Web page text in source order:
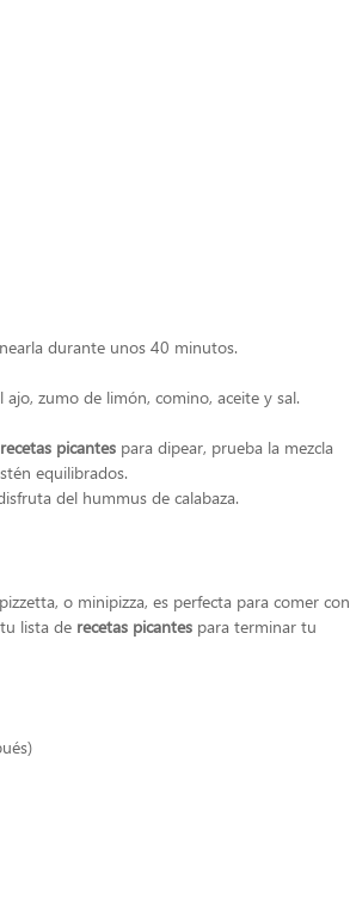
durante unos 40 minutos.
zumo de limón, comino, aceite y sal.
recetas picantes para dipear, prueba la mezcla
equilibrados.
del hummus de calabaza.
o minipizza, es perfecta para comer con
lista de recetas picantes para terminar tu